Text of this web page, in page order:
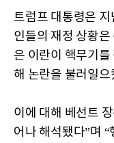
트럼프 대통령은
인들의 재정 상황
은 이란이 핵무기
해 논란을 불러일으
이에 대해 베선트
어나 해석됐다”며